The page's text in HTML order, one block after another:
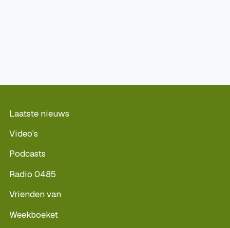
Laatste nieuws
Video's
Podcasts
Radio 0485
Vrienden van
Weekboeket